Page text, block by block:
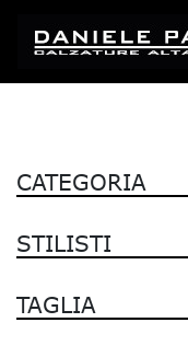
CATEGORIA
STILISTI
TAGLIA